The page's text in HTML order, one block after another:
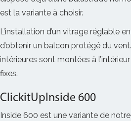
est la variante à choisir.
L’installation d’un vitrage réglable
d’obtenir un balcon protégé du
intérieures sont montées à
fixes.
ClickitUpInside 600
Inside 600 est une variante de